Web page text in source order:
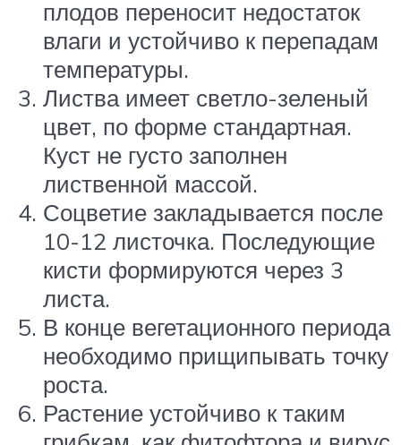
плодов переносит недостаток
влаги и устойчиво к перепадам
температуры.
Листва имеет светло-зеленый
цвет, по форме стандартная.
Куст не густо заполнен
лиственной массой.
Соцветие закладывается после
10-12 листочка. Последующие
кисти формируются через 3
листа.
В конце вегетационного периода
необходимо прищипывать точку
роста.
Растение устойчиво к таким